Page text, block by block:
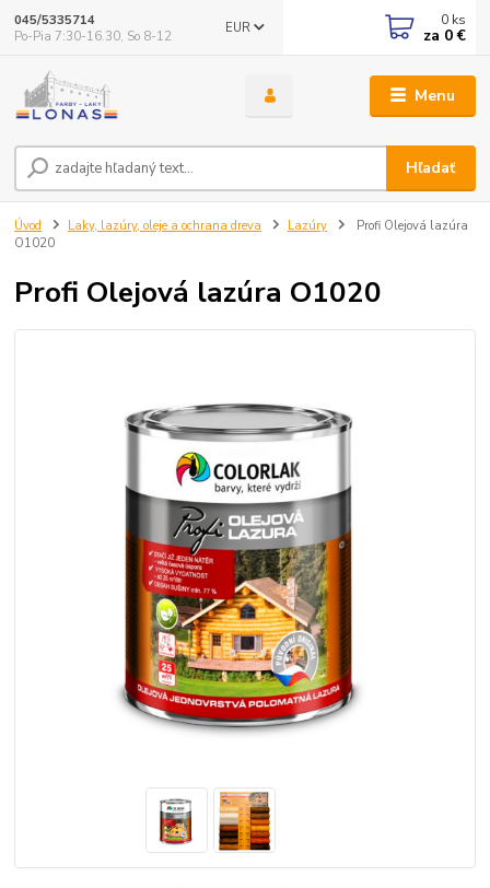
Menu
EUR
Hľadať
045/5335714
Po-Pia 7:30-16.30, So 8-12
0 ks
za 0 €
Úvod Laky, lazúry, oleje a ochrana dreva Lazúry
Profi Olejová lazúra
O1020
Profi Olejová lazúra O1020